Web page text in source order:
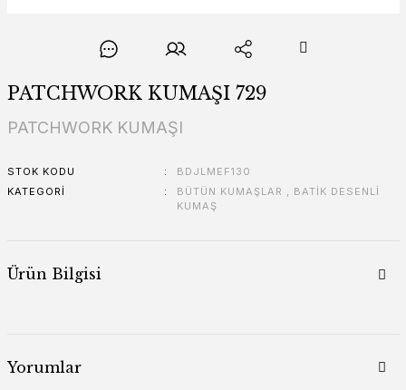
PATCHWORK KUMAŞI 729
PATCHWORK KUMAŞI
STOK KODU
BDJLMEF130
KATEGORI
BÜTÜN KUMAŞLAR , BATİK DESENLİ
KUMAŞ
Ürün Bilgisi
Yorumlar